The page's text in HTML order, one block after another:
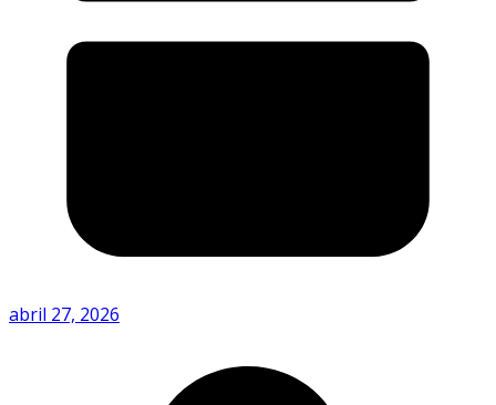
abril 27, 2026